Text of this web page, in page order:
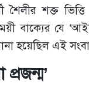
শৈলীর শক্ত
বাক্যের যে
হয়েছিল এই
প্রজন্ম’